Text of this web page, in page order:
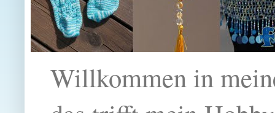
Willkommen in